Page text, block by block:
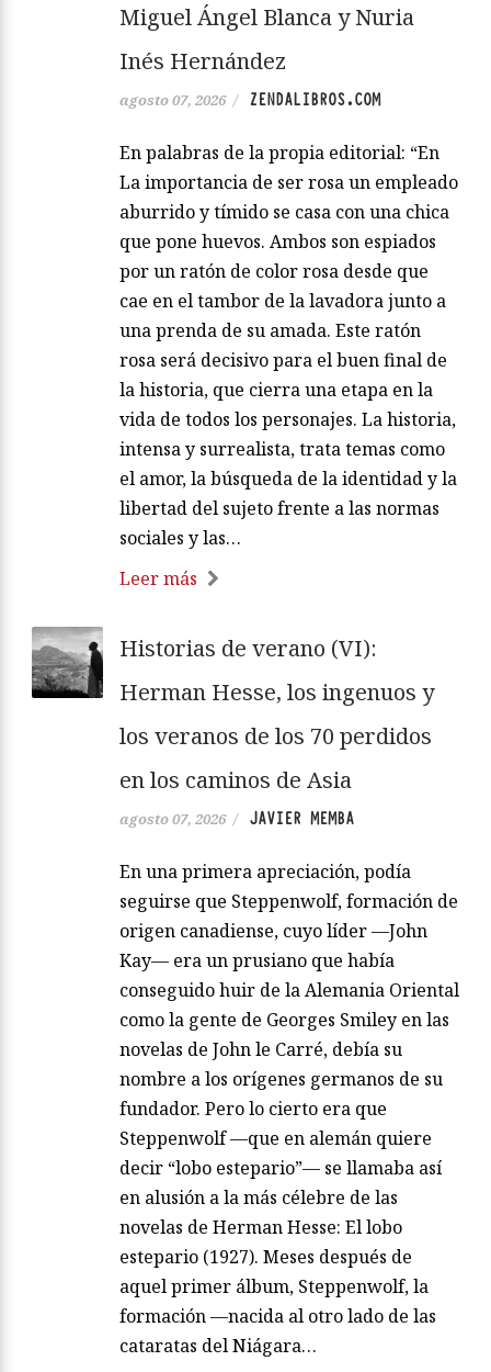
Miguel Ángel Blanca y Nuria
Inés Hernández
agosto 07, 2026 / ZENDALIBROS.COM
En palabras de la propia editorial: “En
La importancia de ser rosa un empleado
aburrido y tímido se casa con una chica
que pone huevos. Ambos son espiados
por un ratón de color rosa desde que
cae en el tambor de la lavadora junto a
una prenda de su amada. Este ratón
rosa será decisivo para el buen final de
la historia, que cierra una etapa en la
vida de todos los personajes. La historia,
intensa y surrealista, trata temas como
el amor, la búsqueda de la identidad y la
libertad del sujeto frente a las normas
sociales y las…
Leer más
Historias de verano (VI):
Herman Hesse, los ingenuos y
los veranos de los 70 perdidos
en los caminos de Asia
agosto 07, 2026 / JAVIER MEMBA
En una primera apreciación, podía
seguirse que Steppenwolf, formación de
origen canadiense, cuyo líder —John
Kay— era un prusiano que había
conseguido huir de la Alemania Oriental
como la gente de Georges Smiley en las
novelas de John le Carré, debía su
nombre a los orígenes germanos de su
fundador. Pero lo cierto era que
Steppenwolf —que en alemán quiere
decir “lobo estepario”— se llamaba así
en alusión a la más célebre de las
novelas de Herman Hesse: El lobo
estepario (1927). Meses después de
aquel primer álbum, Steppenwolf, la
formación —nacida al otro lado de las
cataratas del Niágara…